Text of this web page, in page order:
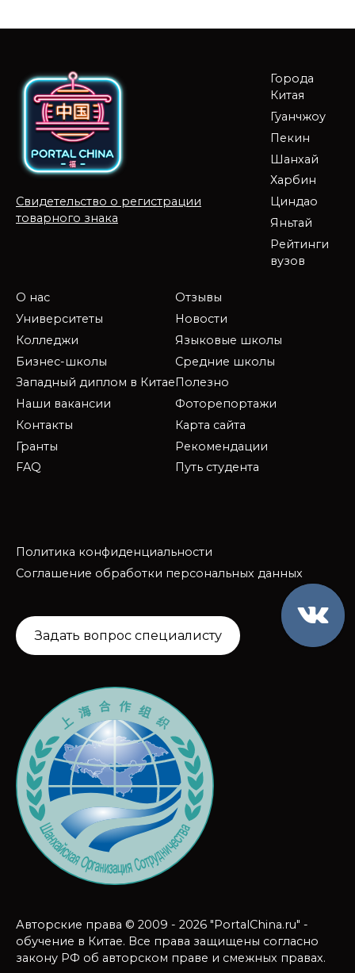
Свидетельство о регистрации
товарного знака
Города
Китая
Гуанчжоу
Пекин
Шанхай
Харбин
Циндао
Яньтай
Рейтинги
вузов
О нас
Университеты
Колледжи
Бизнес-школы
Западный диплом в Китае
Наши вакансии
Контакты
Гранты
FAQ
Отзывы
Новости
Языковые школы
Средние школы
Полезно
Фоторепортажи
Карта сайта
Рекомендации
Путь студента
Политика конфиденциальности
Соглашение обработки персональных данных
Задать вопрос специалисту
Авторские права © 2009 - 2026 "PortalChina.ru" -
обучение в Китае. Все права защищены согласно
закону РФ об авторском праве и смежных правах.